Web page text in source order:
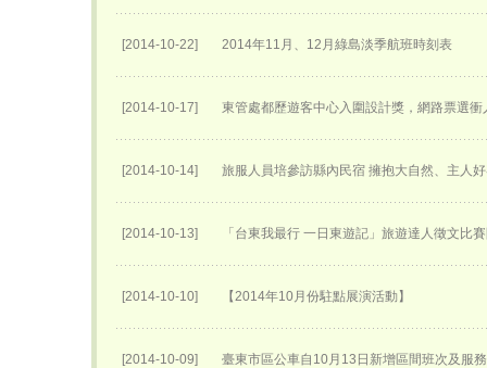
[2014-10-22] 2014年11月、12月綠島淡季航班時刻表
[2014-10-17] 東管處都歷遊客中心入圍設計獎，網路票選衝
[2014-10-14] 旅服人員培參訪縣內民宿 擁抱大自然、主人
[2014-10-13] 「台東我最行 一日東遊記」旅遊達人徵文比
[2014-10-10] 【2014年10月份駐點展演活動】
[2014-10-09] 臺東市區公車自10月13日新增區間班次及服